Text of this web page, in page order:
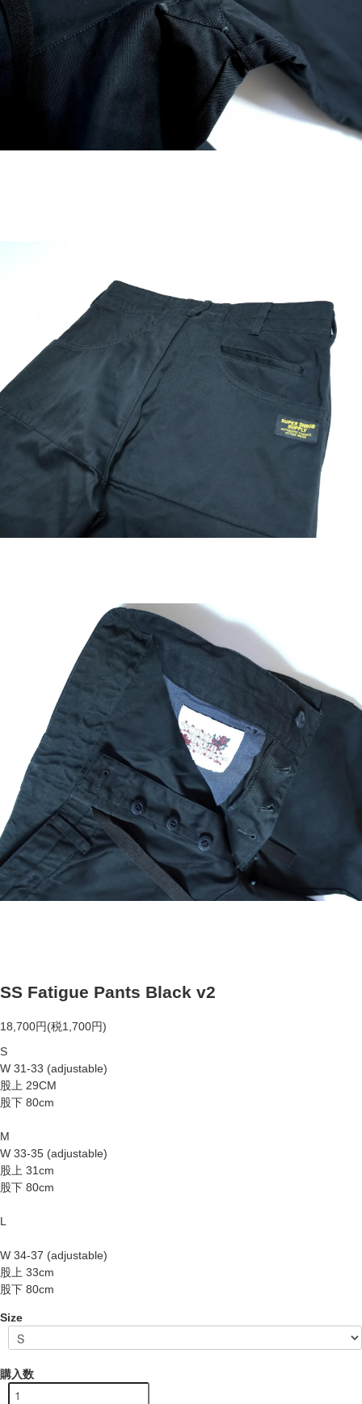
SS Fatigue Pants Black v2
18,700円(税1,700円)
S
W 31-33 (adjustable)
股上 29CM
股下 80cm
M
W 33-35 (adjustable)
股上 31cm
股下 80cm
L
W 34-37 (adjustable)
股上 33cm
股下 80cm
Size
購入数